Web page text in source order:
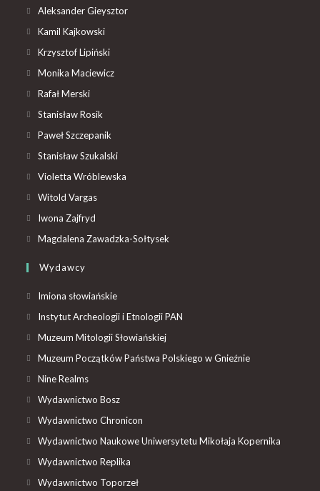
Aleksander Gieysztor
Kamil Kajkowski
Krzysztof Lipiński
Monika Maciewicz
Rafał Merski
Stanisław Rosik
Paweł Szczepanik
Stanisław Szukalski
Violetta Wróblewska
Witold Vargas
Iwona Zajfryd
Magdalena Zawadzka-Sołtysek
Wydawcy
Imiona słowiańskie
Instytut Archeologii i Etnologii PAN
Muzeum Mitologii Słowiańskiej
Muzeum Początków Państwa Polskiego w Gnieźnie
Nine Realms
Wydawnictwo Bosz
Wydawnictwo Chronicon
Wydawnictwo Naukowe Uniwersytetu Mikołaja Kopernika
Wydawnictwo Replika
Wydawnictwo Toporzeł